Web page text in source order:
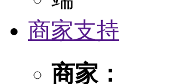
商家支持
商家：